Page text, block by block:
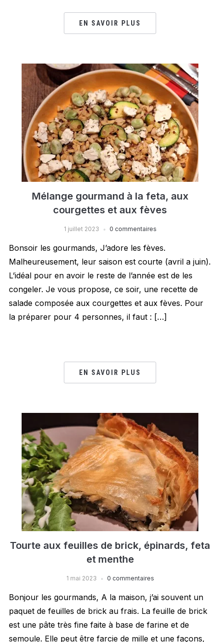
EN SAVOIR PLUS
Mélange gourmand à la feta, aux
courgettes et aux fèves
1 juillet 2023 0 commentaires
Bonsoir les gourmands, J’adore les fèves.
Malheureusement, leur saison est courte (avril a juin).
L’idéal pour en avoir le reste de l’année est de les
congeler. Je vous propose, ce soir, une recette de
salade composée aux courgettes et aux fèves. Pour
la préparer pour 4 personnes, il faut : […]
EN SAVOIR PLUS
Tourte aux feuilles de brick, épinards, feta
et menthe
1 mai 2023 0 commentaires
Bonjour les gourmands, A la maison, j’ai souvent un
paquet de feuilles de brick au frais. La feuille de brick
est une pâte très fine faite à base de farine et de
semoule. Elle peut être farcie de mille et une façons,